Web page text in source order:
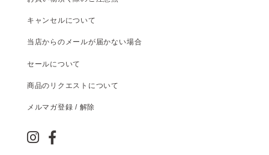
キャンセルについて
当店からのメールが届かない場合
セールについて
商品のリクエストについて
メルマガ登録 / 解除